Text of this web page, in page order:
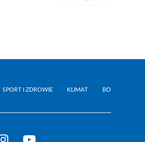
SPORT I ZDROWIE KLIMAT BO